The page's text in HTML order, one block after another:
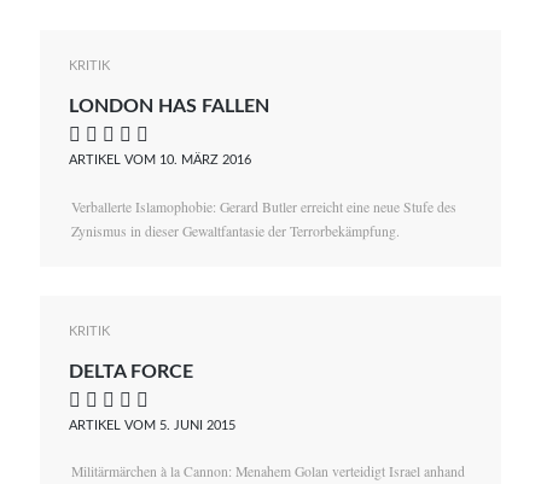
KRITIK
LONDON HAS FALLEN
    
ARTIKEL VOM 10. MÄRZ 2016
Verballerte Islamophobie: Gerard Butler erreicht eine neue Stufe des
Zynismus in dieser Gewaltfantasie der Terrorbekämpfung.
KRITIK
DELTA FORCE
    
ARTIKEL VOM 5. JUNI 2015
Militärmärchen à la Cannon: Menahem Golan verteidigt Israel anhand